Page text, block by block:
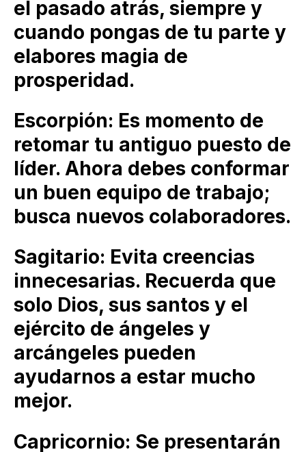
el pasado atrás, siempre y
cuando pongas de tu parte y
elabores magia de
prosperidad.
Escorpión: Es momento de
retomar tu antiguo puesto de
líder. Ahora debes conformar
un buen equipo de trabajo;
busca nuevos colaboradores.
Sagitario: Evita creencias
innecesarias. Recuerda que
solo Dios, sus santos y el
ejército de ángeles y
arcángeles pueden
ayudarnos a estar mucho
mejor.
Capricornio: Se presentarán